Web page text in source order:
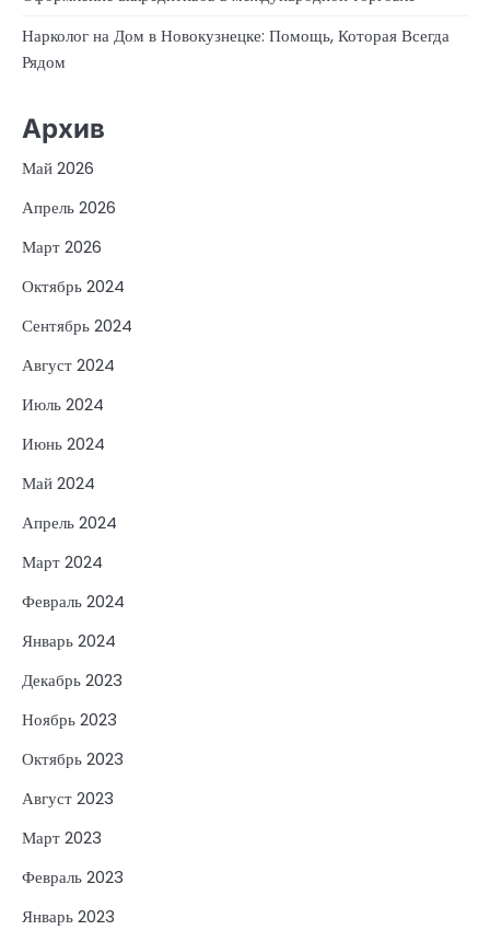
Нарколог на Дом в Новокузнецке: Помощь, Которая Всегда
Рядом
Архив
Май 2026
Апрель 2026
Март 2026
Октябрь 2024
Сентябрь 2024
Август 2024
Июль 2024
Июнь 2024
Май 2024
Апрель 2024
Март 2024
Февраль 2024
Январь 2024
Декабрь 2023
Ноябрь 2023
Октябрь 2023
Август 2023
Март 2023
Февраль 2023
Январь 2023